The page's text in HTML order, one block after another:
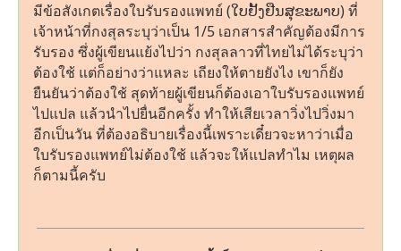
มีข้อสังเกตเรื่องใบรับรองแพทย์ (ໃບຢັ້ງຢືນສຸຂະພາບ) ที่
เจ้าหน้าที่กงสุลระบุว่าเป็น 1/5 เอกสารสำคัญต้องมีการ
รับรอง ซึ่งผู้เขียนแย้งไปว่า กงสุลลาวที่ไทยไม่ได้ระบุว่า
ต้องใช้ แต่ก็อย่างว่าแหละ เถียงให้ตายยังไง เขาก็ยัง
ยืนยันว่าต้องใช้ สุดท้ายผู้เขียนก็ต้องเอาใบรับรองแพทย์
ไปแปล แล้วนำไปยื่นอีกครั้ง ทำให้เสียเวลาวิ่งไปวิ่งมา
อีกเป็นวัน ที่ต้องอธิบายเรื่องนี้เพราะเดี๋ยวจะหาว่าเมื่อ
ใบรับรองแพทย์ไม่ต้องใช้ แล้วจะให้แปลทำไม เหตุผล
ก็ตามนี้ครับ